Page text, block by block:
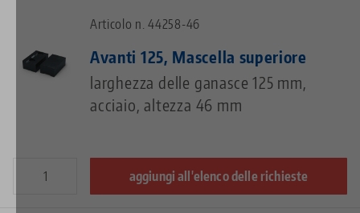
Articolo n. 44258-46
Avanti 125, Mascella superiore
larghezza delle ganasce 125 mm,
acciaio, altezza 46 mm
aggiungi all'elenco delle richieste